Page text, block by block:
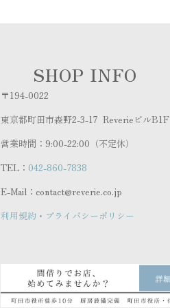
SHOP INFO
〒194-0022
東京都町田市森野2-3-17 ReverieビルB1F
営業時間：9:00-22:00（不定休）
TEL： 042-860-7838
E-Mail：contact@reverie.co.jp
利用規約・プライバシーポリシー